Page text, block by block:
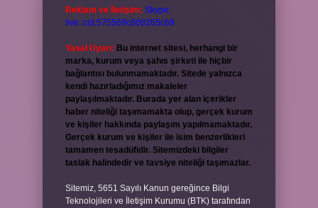
Reklam ve İletişim: Skype:
live:.cid.575569c608265c69
Yasal Uyarı: Bu internet sitesi, herhangi bir
marka, kurum veya şahıs şirketi ile hiçbir
bağlantısı bulunmamaktadır. Sitede yalnızca
kendi hazırladığımız makaleler
paylaşılmaktadır. Burada yer alan içerikler
haber niteliği taşımamakta olup, gerçek kurum
ve kişiler hakkında paylaşım yapılmamaktadır.
Gerçek kurum ve kişiler ile isim benzerlikleri
tamamen tesadüfidir. Sitemizdeki bilgiler
taslak halindedir ve tavsiye niteliği taşımazlar.
Sitemiz, 5651 Sayılı Kanun gereğince Bilgi
Teknolojileri ve İletişim Kurumu (BTK) tarafından